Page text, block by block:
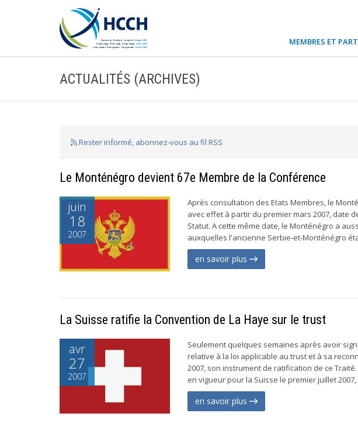
MEMBRES ET
ACTUALITÉS (ARCHIVES)
Rester informé, abonnez-vous au fil RSS
Le Monténégro devient 67e Membre de la Conférence
juin
18
2007
Après consultation des Etats Membres, le
avec effet à partir du premier mars 2007, date
Statut. A cette même date, le Monténégro a
auxquelles l'ancienne Serbie-et-Monténégro
en savoir plus
La Suisse ratifie la Convention de La Haye sur le trust
avr
27
2007
Seulement quelques semaines après avoir
relative à la loi applicable au trust et à sa
2007, son instrument de ratification de ce
en vigueur pour la Suisse le premier juillet
en savoir plus